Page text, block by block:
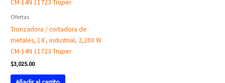
Ofertas
Tronzadora / cortadora de
metales, 14′, industrial, 2,200 W
CM-14N 11723 Truper
$3,025.00